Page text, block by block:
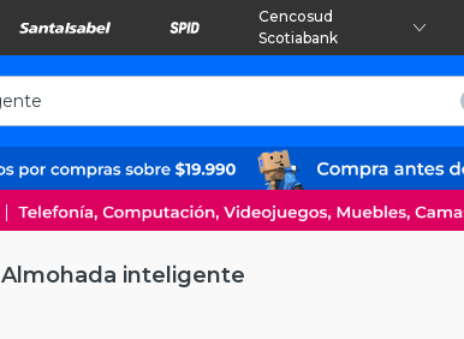
Cencosud
Scotiabank
Almohada inteligente